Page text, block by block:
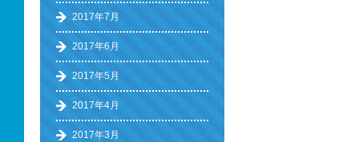
2017年7月
2017年6月
2017年5月
2017年4月
2017年3月